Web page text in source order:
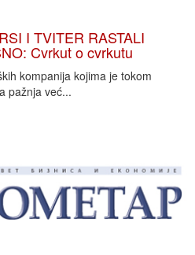
I TVITER RASTALI
Cvrkut o cvrkutu
kompanija kojima je tokom
pažnja već...